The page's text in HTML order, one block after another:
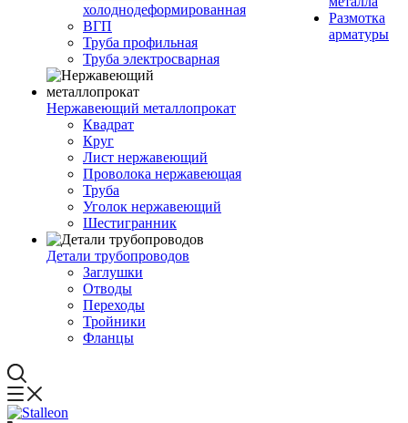
холоднодеформированная
ВГП
Труба профильная
Труба электросварная
Нержавеющий металлопрокат
Квадрат
Круг
Лист нержавеющий
Проволока нержавеющая
Труба
Уголок нержавеющий
Шестигранник
Детали трубопроводов
Заглушки
Отводы
Переходы
Тройники
Фланцы
Размотка
арматуры